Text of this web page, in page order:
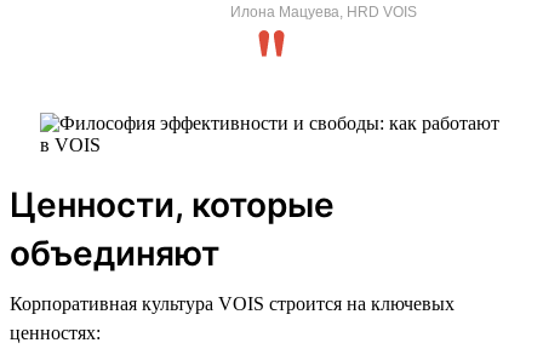
Илона Мацуева, HRD VOIS
Ценности, которые
объединяют
Корпоративная культура VOIS строится на ключевых
ценностях: